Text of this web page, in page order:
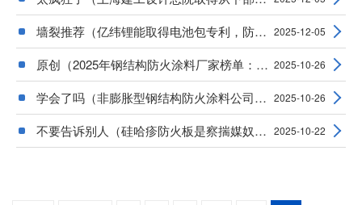
墙裂推荐（亿纬锂能取得电池包专利，防火板能 2025-12-05
原创（2025年钢结构防火涂料厂家榜单：聚焦技术 2025-10-26
学会了吗（非膨胀型钢结构防火涂料公司哪家好 2025-10-26
不要告诉别人（硅哈疹防火板是察揣媒奴？）硅 2025-10-22